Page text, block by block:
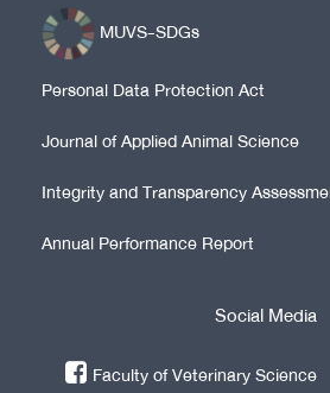
MUVS-SDGs
Personal Data Protection Act
Journal of Applied Animal Science
Integrity and Transparency
Annual Performance Report
Social Media
Faculty of Veterinary Science